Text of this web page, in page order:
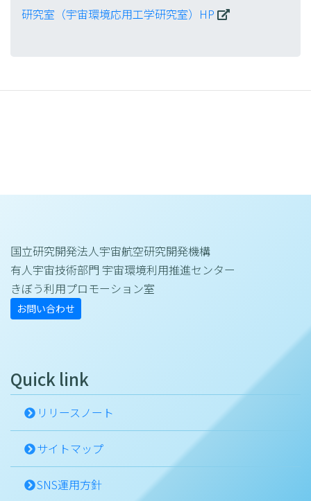
れない状況に陥ってしまったのです。固体材料の
微小重力環境における固体材料の
燃焼性
環境の違いです。軌道上の宇宙船内は微小重力環
境であり、地上の通常重力環境（1G）に比べ、
重力加速度が100万分の1程度（µG）しかありま
せん。そのような環境では、1Gではごく当たり
前の現象も全く異なる様相を呈することがありま
す。燃焼現象はその代表例です。
皆さんがろうそくに火
研究室（宇宙環境応用工学研究室）HP
国立研究開発法人宇宙航空研究開発機構
有人宇宙技術部門 宇宙環境利用推進センター
きぼう利用プロモーション室
お問い合わせ
Quick link
リリースノート
サイトマップ
SNS運用方針